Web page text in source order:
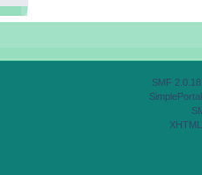
SMF 2.0.18
XHTML